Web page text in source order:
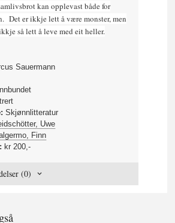
kan opplevast både for
Det er ikkje lett å være monster, men
så lett å leve med eit heller.
Sauermann
Innbundet
Skjønnlitteratur
Uwe
Finn
kr 200,-
(0)